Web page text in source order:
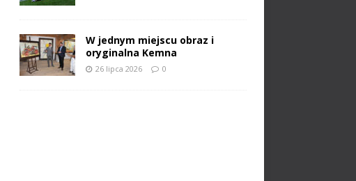
W jednym miejscu obraz i
oryginalna Kemna
26 lipca 2026 0